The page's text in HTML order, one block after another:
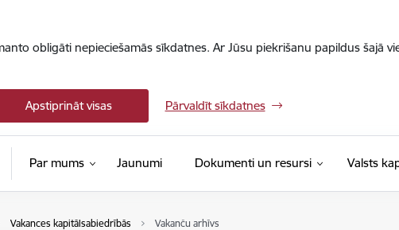
obligāti nepieciešamās sīkdatnes. Ar Jūsu piekrišanu papildus šajā
Apstiprināt visas Pārvaldīt sīkdatnes
Par mums Jaunumi Dokumenti un resursi Valsts
Vakances kapitālsabiedrībās Vakanču arhīvs